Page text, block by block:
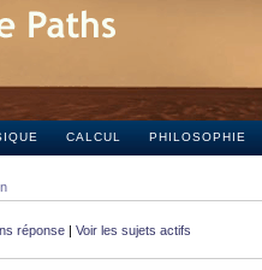
CALCUL PHILOSOPHIE
réponse | Voir les sujets actifs